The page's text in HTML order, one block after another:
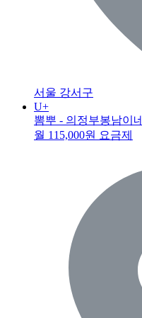
서울 강서구
U+
뽐뿌 - 의정부봉남이네
월 115,000원 요금제